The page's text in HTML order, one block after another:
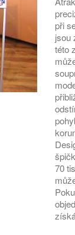
při
jsou
této
70